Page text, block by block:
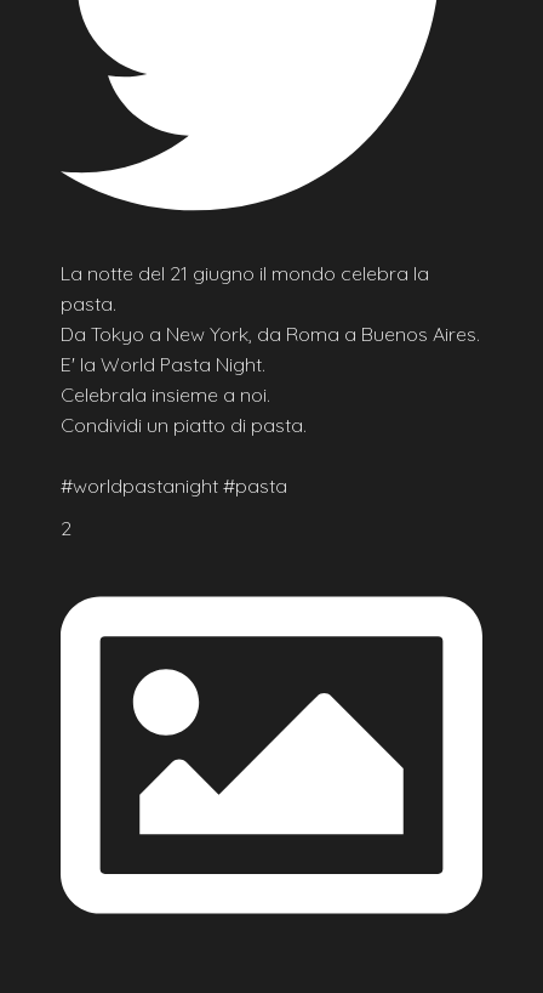
La notte del 21 giugno il mondo celebra la
pasta.
Da Tokyo a New York, da Roma a Buenos Aires.
E' la World Pasta Night.
Celebrala insieme a noi.
Condividi un piatto di pasta.
#worldpastanight #pasta
2